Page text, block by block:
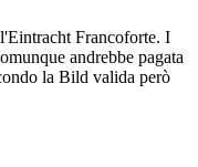
Francoforte. I
andrebbe pagata
la Bild valida però